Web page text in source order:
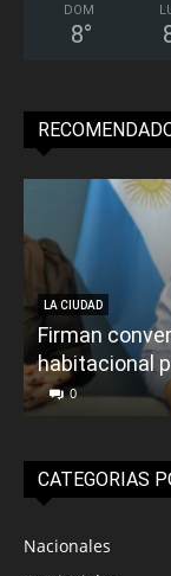
DOM
8°
LA CIUDAD
Firman
habitacional
0
CATEGORIAS
Nacionales